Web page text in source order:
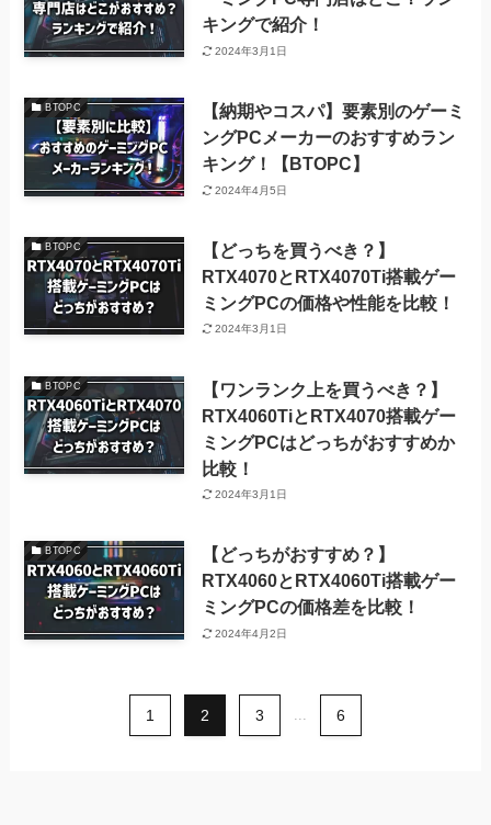
キングで紹介！
2024年3月1日
BTOPC
【納期やコスパ】要素別のゲーミ
ングPCメーカーのおすすめラン
キング！【BTOPC】
2024年4月5日
BTOPC
【どっちを買うべき？】
RTX4070とRTX4070Ti搭載ゲー
ミングPCの価格や性能を比較！
2024年3月1日
BTOPC
【ワンランク上を買うべき？】
RTX4060TiとRTX4070搭載ゲー
ミングPCはどっちがおすすめか
比較！
2024年3月1日
BTOPC
【どっちがおすすめ？】
RTX4060とRTX4060Ti搭載ゲー
ミングPCの価格差を比較！
2024年4月2日
1 2 3 6